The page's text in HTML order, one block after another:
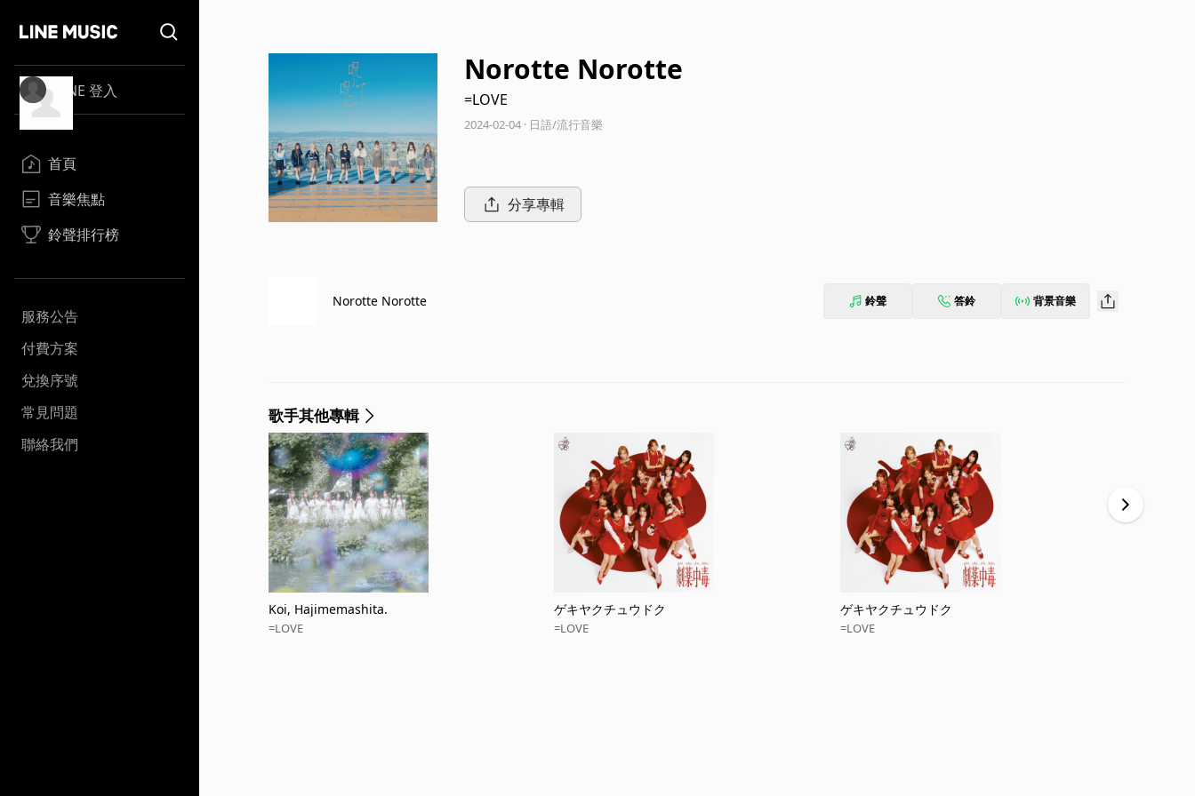
LINE 登入
首頁
音樂焦點
鈴聲排行榜
服務公告
付費方案
兌換序號
常見問題
聯絡我們
Norotte Norotte
=LOVE
2024-02-04 · 日語/流行音樂
分享專輯
Norotte Norotte 鈴聲 答鈴 背景音樂
歌手其他專輯
Koi, Hajimemashita.
=LOVE
ゲキヤクチュウドク
=LOVE
ゲキヤクチュウドク
=LOVE